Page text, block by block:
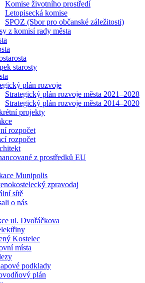
Komise životního prostředí
Letopisecká komise
SPOZ (Sbor pro občanské záležitosti)
z komisí rady města
starosty
plán rozvoje
Strategický plán rozvoje města 2021–2028
Strategický plán rozvoje města 2014–2020
projekty
rozpočet
rozpočet
z prostředků EU
Munipolis
zpravodaj
sítě
o nás
ul. Dvořáčkova
Kostelec
místa
podklady
plán